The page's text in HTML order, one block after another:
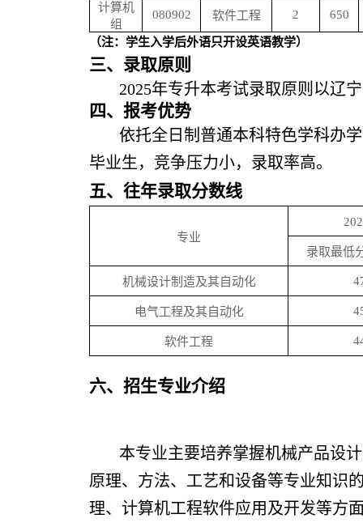
计算机
组
080902 软件工程 2 650
（注：学生入学后外语只开设英语教学）
三、 录取原则
2025年专升本考试录取原则以辽
四、报考优势
依托全日制普通本科特色学科办
毕业生，竞争压力小，录取率高。
五、往年录取分数线
专业
录取最低
机械设计制造及其自动化
电气工程及其自动化
软件工程
六、招生专业介绍
本专业主要培养掌握机械产品设
原理、方法、工艺和设备等专业知识
理、计算机工程软件应用及开发等方